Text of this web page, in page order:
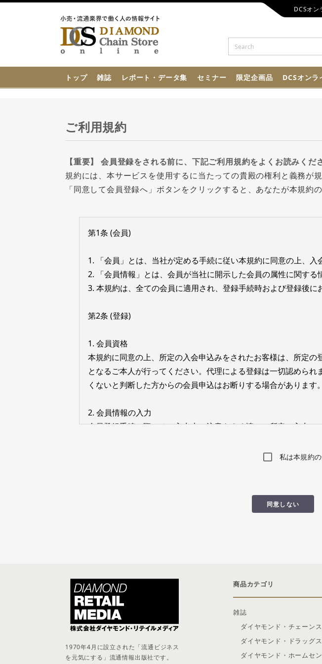
DCSオン
トップ 雑誌 レポート・データ集 セミナー 限定企画品 DCSオンラ
ご利用規約
【重要】 会員登録をされる前に、下記ご利用規約をよくお読みくだ
規約には、本サービスを使用するに当たっての貴殿の権利と義務が規
「同意して会員登録へ」ボタンをクリックすると、あなたが本規約
私は本規約
同意しない
商品カテゴリ
雑誌
ダイヤモンド・チェーン
ダイヤモンド・ドラッグ
ダイヤモンド・ホームセ
1970年4月に設立された「流通ビジネス
を元気にする」流通情報出版社です。